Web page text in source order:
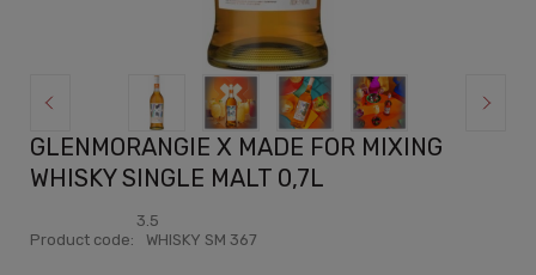
GLENMORANGIE X MADE FOR MIXING
WHISKY SINGLE MALT 0,7L
3.5
Product code:
WHISKY SM 367